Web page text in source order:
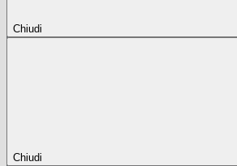
Chiudi
Chiudi